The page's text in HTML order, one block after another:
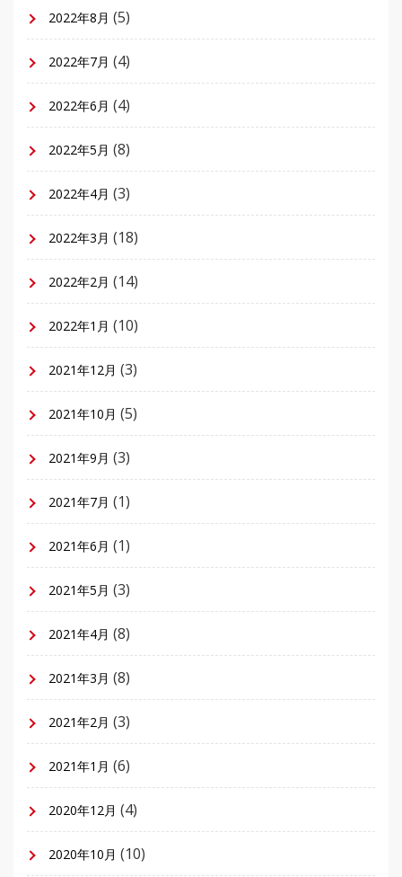
2022年8月 (5)
2022年7月 (4)
2022年6月 (4)
2022年5月 (8)
2022年4月 (3)
2022年3月 (18)
2022年2月 (14)
2022年1月 (10)
2021年12月 (3)
2021年10月 (5)
2021年9月 (3)
2021年7月 (1)
2021年6月 (1)
2021年5月 (3)
2021年4月 (8)
2021年3月 (8)
2021年2月 (3)
2021年1月 (6)
2020年12月 (4)
2020年10月 (10)